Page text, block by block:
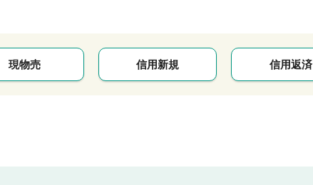
現物売 信用新規 信用返済